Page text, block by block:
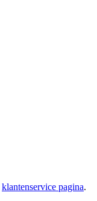
klantenservice pagina.